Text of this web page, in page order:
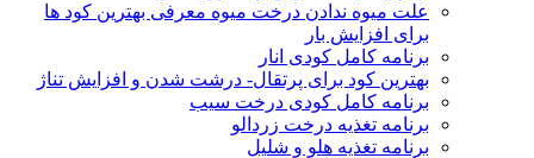
علت میوه ندادن درخت میوه معرفی بهترین کود ها
برای افزایش بار
برنامه کامل کودی انار
بهترین کود برای پرتقال- درشت شدن و افزایش تناژ
برنامه کامل کودی درخت سیب
برنامه تغذیه درخت زردالو
برنامه تغذیه هلو و شلیل